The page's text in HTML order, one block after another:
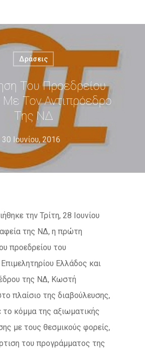
Δράσεις
Του Προεδρείου
Τον Αντιπρόεδρο
Της ΝΔ
30 Ιουνίου, 2016
την Τρίτη, 28 Ιουνίου
της ΝΔ, η πρώτη
προεδρείου του
Ελλάδος και
της ΝΔ, Κωστή
πλαίσιο της διαβούλευσης,
το κόμμα της αξιωματικής
με τους θεσμικούς φορείς,
του προγράμματος της